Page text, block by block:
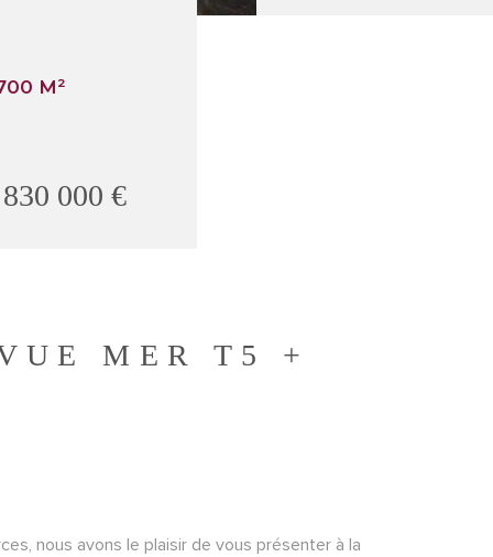
M²
830 000 €
MER T5 +
nous avons le plaisir de vous présenter à la